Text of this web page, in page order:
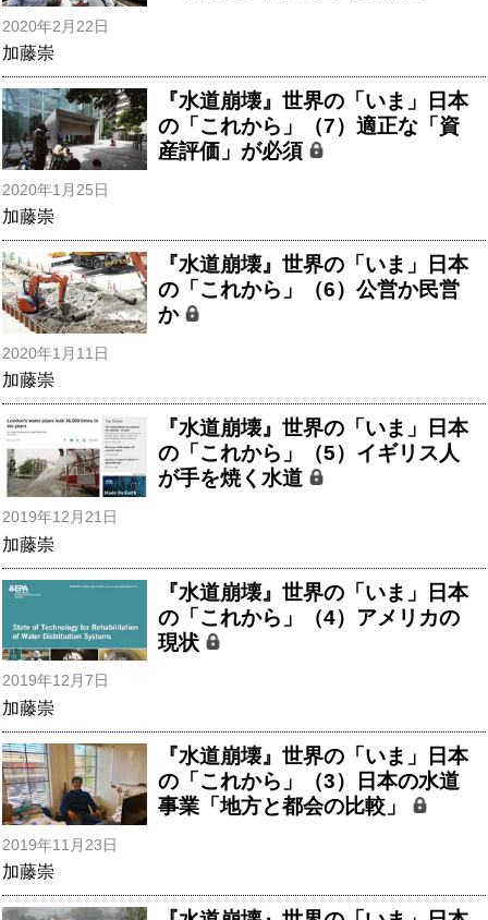
2020年2月22日
加藤崇
『水道崩壊』世界の「いま」日本
の「これから」（7）適正な「資
産評価」が必須
2020年1月25日
加藤崇
『水道崩壊』世界の「いま」日本
の「これから」（6）公営か民営
か
2020年1月11日
加藤崇
『水道崩壊』世界の「いま」日本
の「これから」（5）イギリス人
が手を焼く水道
2019年12月21日
加藤崇
『水道崩壊』世界の「いま」日本
の「これから」（4）アメリカの
現状
2019年12月7日
加藤崇
『水道崩壊』世界の「いま」日本
の「これから」（3）日本の水道
事業「地方と都会の比較」
2019年11月23日
加藤崇